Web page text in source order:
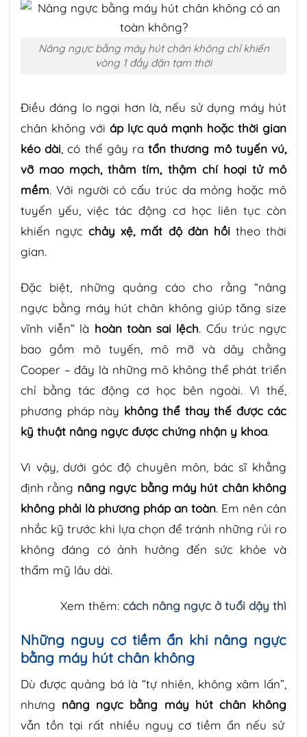
Nâng ngực bằng máy hút chân không chỉ khiến
vòng 1 đầy đặn tạm thời
Điều đáng lo ngại hơn là, nếu sử dụng máy hút
chân không với áp lực quá mạnh hoặc thời gian
kéo dài , có thể gây ratổn thương mô tuyến vú,
vỡ mao mạch, thâm tím, thậm chí hoại tử mô
mềm. Với người có cấu trúc da mỏng hoặc mô
tuyến yếu, việc tác động cơ học liên tục còn
khiến ngựcchảy xệ, mất độ đàn hồitheo thời
gian.
Đặc biệt, những quảng cáo cho rằng “nâng
ngực bằng máy hút chân không giúp tăng size
vĩnh viễn” là hoàn toàn sai lệch. Cấu trúc ngực
bao gồm mô tuyến, mô mỡ và dây chằng
Cooper – đây là những mô không thể phát triển
chỉ bằng tác động cơ học bên ngoài. Vì thế,
phương pháp này không thể thay thế được các
kỹ thuật nâng ngực được chứng nhận y khoa.
Vì vậy, dưới góc độ chuyên môn, bác sĩ khẳng
định rằng nâng ngực bằng máy hút chân không
không phải là phương pháp an toàn. Em nên cân
nhắc kỹ trước khi lựa chọn để tránh những rủi ro
không đáng có ảnh hưởng đến sức khỏe và
thẩm mỹ lâu dài.
Xem thêm: cách nâng ngực ở tuổi dậy thì
Những nguy cơ tiềm ẩn khi nâng ngực
bằng máy hút chân không
Dù được quảng bá là “tự nhiên, không xâm lấn”,
nhưng nâng ngực bằng máy hút chân không
vẫn tồn tại rất nhiều nguy cơ tiềm ẩn nếu sử